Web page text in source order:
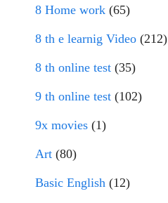
8 Home work (65)
8 th e learnig Video (212)
8 th online test (35)
9 th online test (102)
9x movies (1)
Art (80)
Basic English (12)